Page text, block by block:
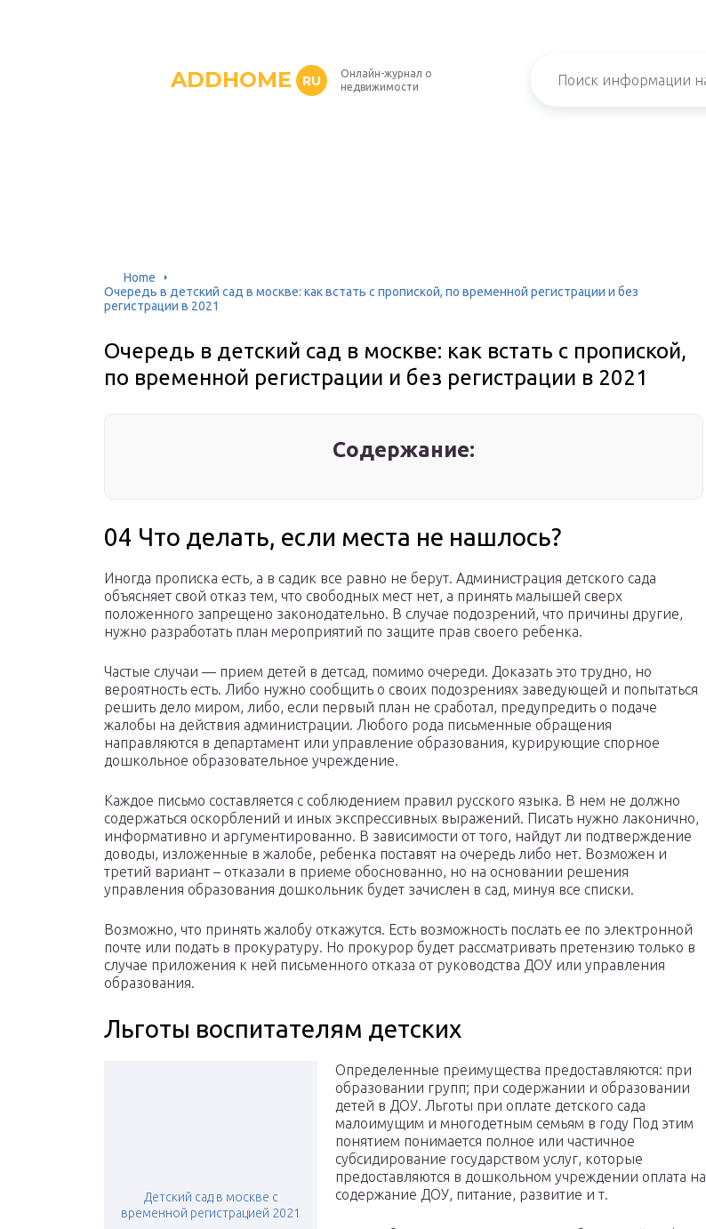
ADDHOME RU
Онлайн-журнал о
недвижимости
Home
Очередь в детский сад в москве: как встать с пропиской, по временной регистрации и без
регистрации в 2021
Очередь в детский сад в москве: как встать с пропиской,
по временной регистрации и без регистрации в 2021
Содержание:
04 Что делать, если места не нашлось?
Иногда прописка есть, а в садик все равно не берут. Администрация детского сада
объясняет свой отказ тем, что свободных мест нет, а принять малышей сверх
положенного запрещено законодательно. В случае подозрений, что причины другие,
нужно разработать план мероприятий по защите прав своего ребенка.
Частые случаи — прием детей в детсад, помимо очереди. Доказать это трудно, но
вероятность есть. Либо нужно сообщить о своих подозрениях заведующей и попытаться
решить дело миром, либо, если первый план не сработал, предупредить о подаче
жалобы на действия администрации. Любого рода письменные обращения
направляются в департамент или управление образования, курирующие спорное
дошкольное образовательное учреждение.
Каждое письмо составляется с соблюдением правил русского языка. В нем не должно
содержаться оскорблений и иных экспрессивных выражений. Писать нужно лаконично,
информативно и аргументированно. В зависимости от того, найдут ли подтверждение
доводы, изложенные в жалобе, ребенка поставят на очередь либо нет. Возможен и
третий вариант – отказали в приеме обоснованно, но на основании решения
управления образования дошкольник будет зачислен в сад, минуя все списки.
Возможно, что принять жалобу откажутся. Есть возможность послать ее по электронной
почте или подать в прокуратуру. Но прокурор будет рассматривать претензию только в
случае приложения к ней письменного отказа от руководства ДОУ или управления
образования.
Льготы воспитателям детских
Детский сад в москве с
временной регистрацией 2021
Определенные преимущества предоставляются: при
образовании групп; при содержании и образовании
детей в ДОУ. Льготы при оплате детского сада
малоимущим и многодетным семьям в году Под этим
понятием понимается полное или частичное
субсидирование государством услуг, которые
предоставляются в дошкольном учреждении оплата на
содержание ДОУ, питание, развитие и т.